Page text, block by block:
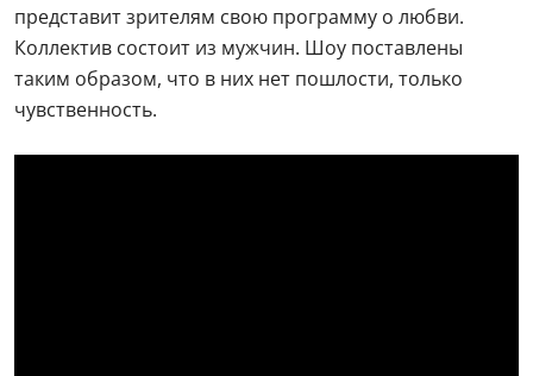
представит зрителям свою программу о любви.
Коллектив состоит из мужчин. Шоу поставлены
таким образом, что в них нет пошлости, только
чувственность.